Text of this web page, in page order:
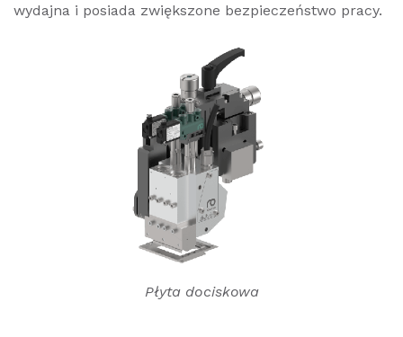
wydajna i posiada zwiększone bezpieczeństwo pracy.
Płyta dociskowa